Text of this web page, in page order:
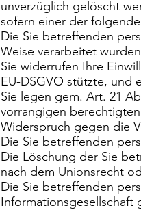
unverzüglich gelöscht
sofern einer der
Die Sie betreffenden
Weise verarbeitet
Sie widerrufen Ihre
EU-DSGVO stützte, und
Sie legen gem. Art. 21
vorrangigen
Widerspruch gegen die
Die Sie betreffenden
Die Löschung der Sie
nach dem Unionsrecht
Die Sie betreffenden
Informationsgesellschaft